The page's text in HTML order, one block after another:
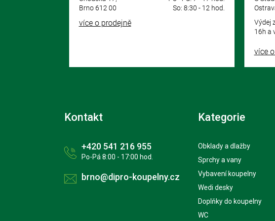
Brno 612 00
So: 8:30 - 12 hod.
více o prodejně
Výdej
16h a
více
Kontakt
+420 541 216 955
Po-Pá 8:00 - 17:00 hod.
brno@dipro-koupelny.cz
Kategorie
Obklady a dlažby
Sprchy a vany
Vybavení koupelny
Wedi desky
Doplňky do koupelny
WC